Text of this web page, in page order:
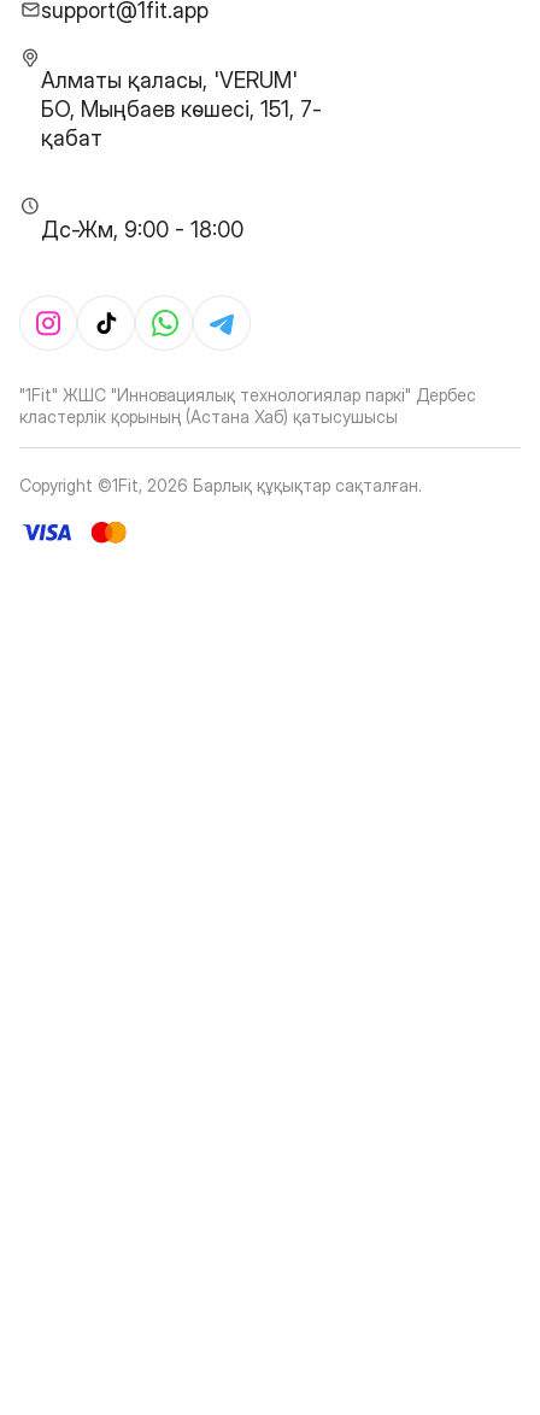
support@1fit.app
Алматы қаласы, 'VERUM'
БО, Мыңбаев көшесі, 151, 7-
қабат
Дс-Жм, 9:00 - 18:00
"1Fit" ЖШС "Инновациялық технологиялар паркі" Дербес
кластерлік қорының (Астана Хаб) қатысушысы
Copyright ©1Fit, 2026 Барлық құқықтар сақталған.